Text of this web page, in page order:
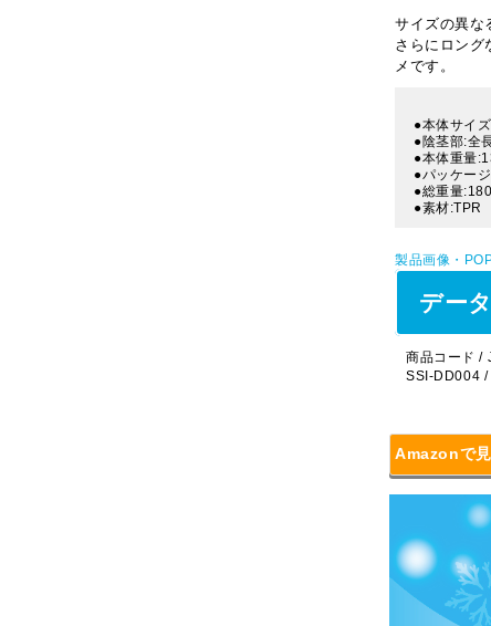
サイズの異な
さらにロング
メです。
●本体サイ
●陰茎部:全
●本体重量
●パッケー
●総重量
●素材:TPR
製品画像・
デー
商品コード /
SSI-DD004
Amazonで